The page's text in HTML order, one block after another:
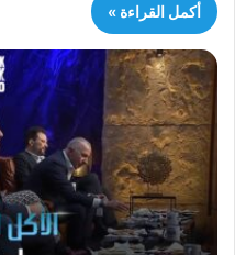
أكمل القراءة »